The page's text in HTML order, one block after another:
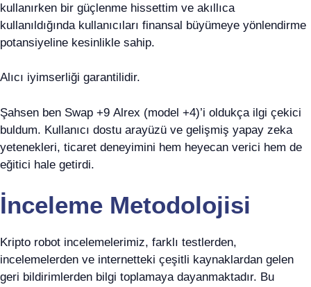
kullanırken bir güçlenme hissettim ve akıllıca
kullanıldığında kullanıcıları finansal büyümeye yönlendirme
potansiyeline kesinlikle sahip.
Alıcı iyimserliği garantilidir.
Şahsen ben Swap +9 Alrex (model +4)’i oldukça ilgi çekici
buldum. Kullanıcı dostu arayüzü ve gelişmiş yapay zeka
yetenekleri, ticaret deneyimini hem heyecan verici hem de
eğitici hale getirdi.
İnceleme Metodolojisi
Kripto robot incelemelerimiz, farklı testlerden,
incelemelerden ve internetteki çeşitli kaynaklardan gelen
geri bildirimlerden bilgi toplamaya dayanmaktadır. Bu